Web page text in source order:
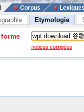
Corpus
Etymologie
notices corrigées